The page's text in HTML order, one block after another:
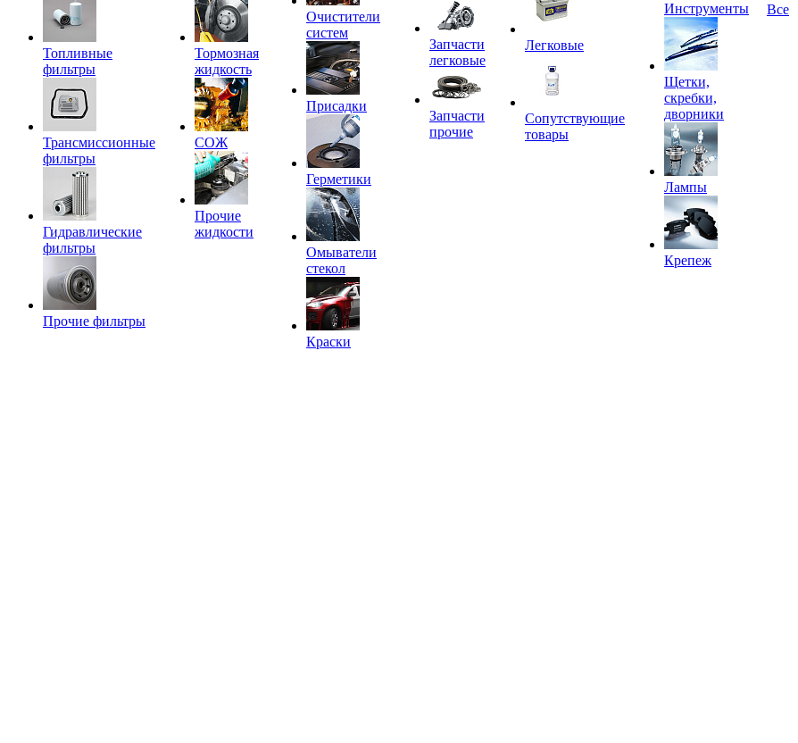
Топливные
фильтры
Трансмиссионные
фильтры
Гидравлические
фильтры
Прочие фильтры
Тормозная
жидкость
СОЖ
Прочие
жидкости
Очистители
систем
Присадки
Герметики
Омыватели
стекол
Краски
Запчасти
легковые
Запчасти
прочие
Легковые
Сопутствующие
товары
Инструменты
Щетки,
скребки,
дворники
Лампы
Крепеж
Все